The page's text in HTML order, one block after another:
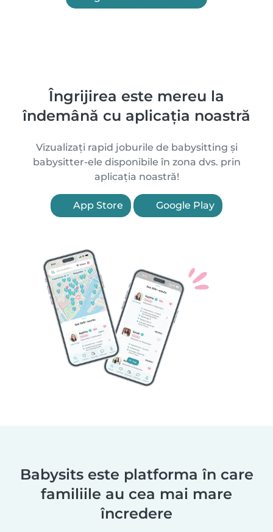
Îngrijirea este mereu la
îndemână cu aplicația noastră
Vizualizați rapid joburile de babysitting și
babysitter-ele disponibile în zona dvs. prin
aplicația noastră!
App Store Google Play
Babysits este platforma în care
familiile au cea mai mare
încredere